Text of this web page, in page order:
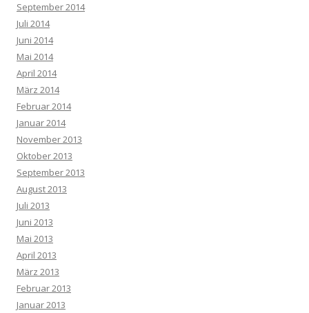
September 2014
Juli 2014
Juni 2014
Mai 2014
April 2014
März 2014
Februar 2014
Januar 2014
November 2013
Oktober 2013
September 2013
August 2013
Juli 2013
Juni 2013
Mai 2013
April 2013
März 2013
Februar 2013
Januar 2013